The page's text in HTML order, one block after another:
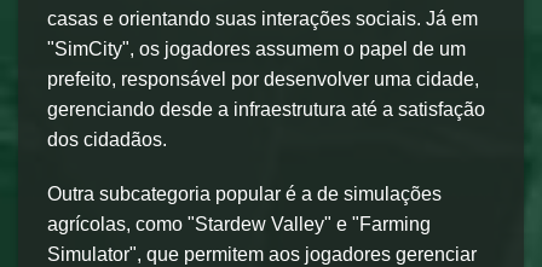
casas e orientando suas interações sociais. Já em
"SimCity", os jogadores assumem o papel de um
prefeito, responsável por desenvolver uma cidade,
gerenciando desde a infraestrutura até a satisfação
dos cidadãos.
Outra subcategoria popular é a de simulações
agrícolas, como "Stardew Valley" e "Farming
Simulator", que permitem aos jogadores gerenciar